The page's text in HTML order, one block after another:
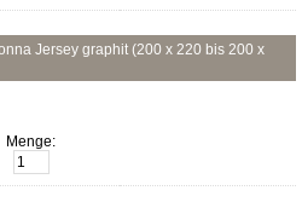
Jersey graphit (200 x 220 bis 200 x
Menge: